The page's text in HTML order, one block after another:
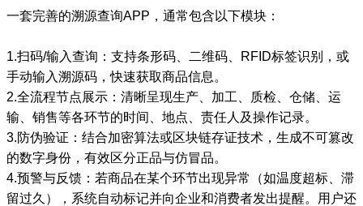
一套完善的溯源查询APP，通常包含以下模块：
1.扫码/输入查询：支持条形码、二维码、RFID标签识别，或
手动输入溯源码，快速获取商品信息。
2.全流程节点展示：清晰呈现生产、加工、质检、仓储、运
输、销售等各环节的时间、地点、责任人及操作记录。
3.防伪验证：结合加密算法或区块链存证技术，生成不可篡改
的数字身份，有效区分正品与仿冒品。
4.预警与反馈：若商品在某个环节出现异常（如温度超标、滞
留过久），系统自动标记并向企业和消费者发出提醒。用户还